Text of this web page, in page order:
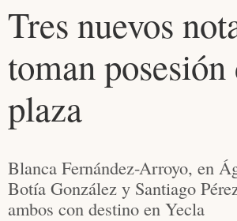
Tres nuevos
toman posesión
plaza
Blanca Fernández-Arroyo, en
Botía González y Santiago
ambos con destino en Yecla